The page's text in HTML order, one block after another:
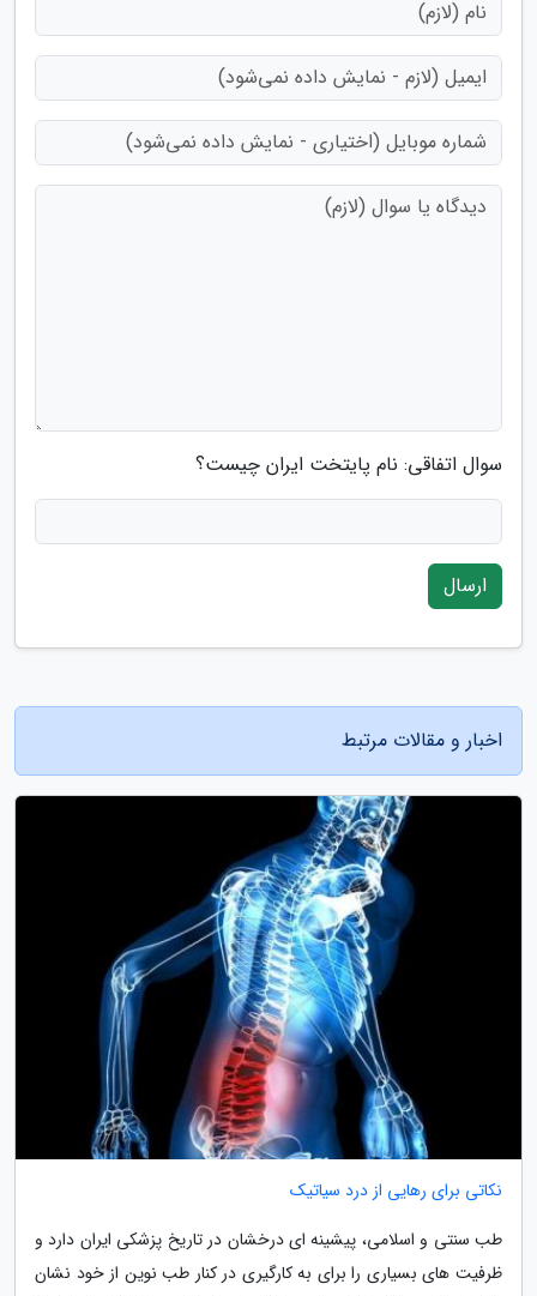
سوال اتفاقی: نام پایتخت ایران چیست؟
ارسال
اخبار و مقالات مرتبط
نکاتی برای رهایی از درد سیاتیک
طب سنتی و اسلامی، پیشینه ای درخشان در تاریخ پزشکی ایران دارد و
ظرفیت های بسیاری را برای به کارگیری در کنار طب نوین از خود نشان